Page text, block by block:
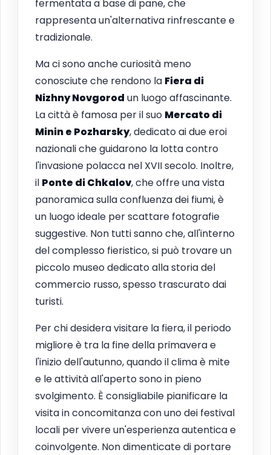
fermentata a base di pane, che
rappresenta un'alternativa rinfrescante e
tradizionale.
Ma ci sono anche curiosità meno
conosciute che rendono la Fiera di
Nizhny Novgorod un luogo affascinante.
La città è famosa per il suo Mercato di
Minin e Pozharsky, dedicato ai due eroi
nazionali che guidarono la lotta contro
l'invasione polacca nel XVII secolo. Inoltre,
il Ponte di Chkalov, che offre una vista
panoramica sulla confluenza dei fiumi, è
un luogo ideale per scattare fotografie
suggestive. Non tutti sanno che, all'interno
del complesso fieristico, si può trovare un
piccolo museo dedicato alla storia del
commercio russo, spesso trascurato dai
turisti.
Per chi desidera visitare la fiera, il periodo
migliore è tra la fine della primavera e
l'inizio dell'autunno, quando il clima è mite
e le attività all'aperto sono in pieno
svolgimento. È consigliabile pianificare la
visita in concomitanza con uno dei festival
locali per vivere un'esperienza autentica e
coinvolgente. Non dimenticate di portare